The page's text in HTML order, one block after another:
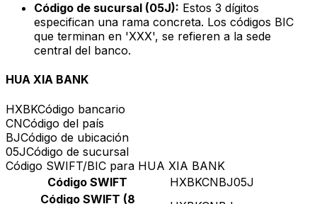
Código de sucursal (05J): Estos 3 dígitos
especifican una rama concreta. Los códigos BIC
que terminan en 'XXX', se refieren a la sede
central del banco.
HUA XIA BANK
HXBKCódigo bancario
CNCódigo del país
BJCódigo de ubicación
05JCódigo de sucursal
Código SWIFT/BIC para HUA XIA BANK
Código SWIFT
HXBKCNBJ05J
Código SWIFT (8